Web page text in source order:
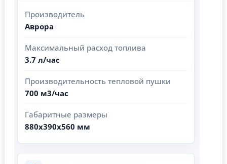
Производитель
Аврора
Максимальный расход топлива
3.7 л/час
Производительность тепловой пушки
700 м3/час
Габаритные размеры
880х390х560 мм